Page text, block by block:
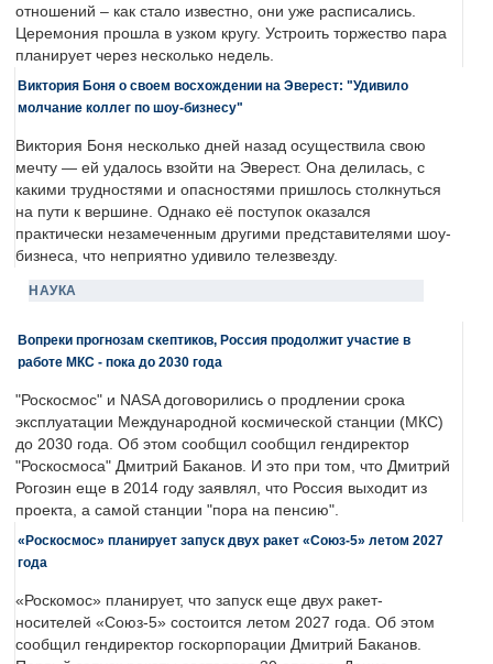
отношений – как стало известно, они уже расписались.
Церемония прошла в узком кругу. Устроить торжество пара
планирует через несколько недель.
Виктория Боня о своем восхождении на Эверест: "Удивило
молчание коллег по шоу-бизнесу"
Виктория Боня несколько дней назад осуществила свою
мечту — ей удалось взойти на Эверест. Она делилась, с
какими трудностями и опасностями пришлось столкнуться
на пути к вершине. Однако её поступок оказался
практически незамеченным другими представителями шоу-
бизнеса, что неприятно удивило телезвезду.
НАУКА
Вопреки прогнозам скептиков, Россия продолжит участие в
работе МКС - пока до 2030 года
"Роскосмос" и NASA договорились о продлении срока
эксплуатации Международной космической станции (МКС)
до 2030 года. Об этом сообщил сообщил гендиректор
"Роскосмоса" Дмитрий Баканов. И это при том, что Дмитрий
Рогозин еще в 2014 году заявлял, что Россия выходит из
проекта, а самой станции "пора на пенсию".
«Роскосмос» планирует запуск двух ракет «Союз-5» летом 2027
года
«Роскомос» планирует, что запуск еще двух ракет-
носителей «Союз-5» состоится летом 2027 года. Об этом
сообщил гендиректор госкорпорации Дмитрий Баканов.